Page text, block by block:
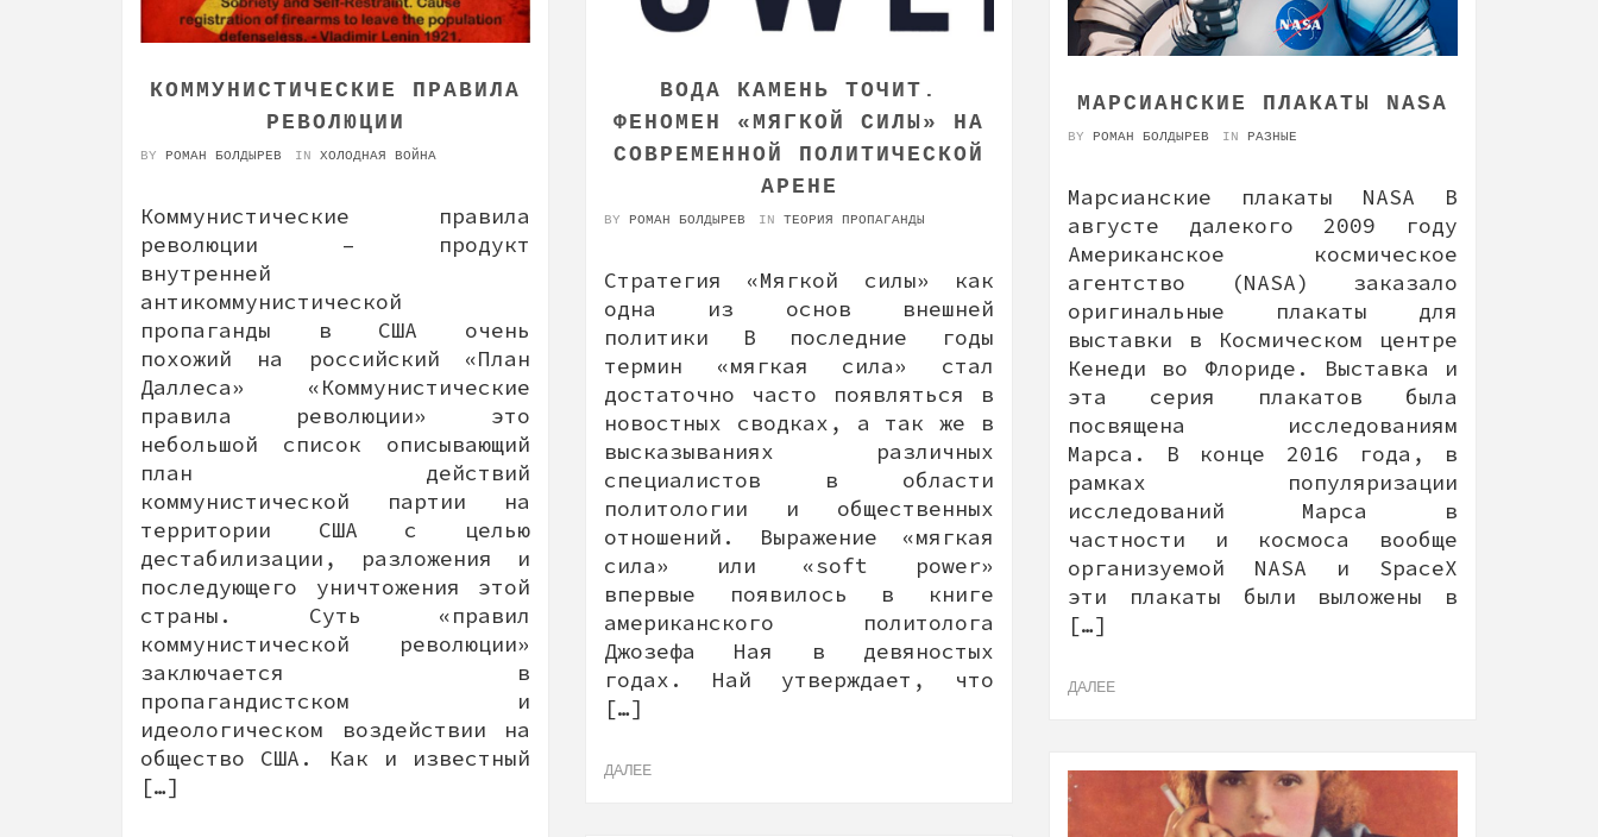
КОММУНИСТИЧЕСКИЕ ПРАВИЛА
РЕВОЛЮЦИИ
BY РОМАН БОЛДЫРЕВ IN ХОЛОДНАЯ ВОЙНА
Коммунистические правила
революции – продукт
внутренней
антикоммунистической
пропаганды в США очень
похожий на российский «План
Даллеса» «Коммунистические
правила революции» это
небольшой список описывающий
план действий
коммунистической партии на
территории США с целью
дестабилизации, разложения и
последующего уничтожения этой
страны. Суть «правил
коммунистической революции»
заключается в
пропагандистском и
идеологическом воздействии на
общество США. Как и известный
[…]
ВОДА КАМЕНЬ ТОЧИТ.
ФЕНОМЕН «МЯГКОЙ СИЛЫ» НА
СОВРЕМЕННОЙ ПОЛИТИЧЕСКОЙ
АРЕНЕ
BY РОМАН БОЛДЫРЕВ IN ТЕОРИЯ ПРОПАГАНДЫ
Стратегия «Мягкой силы» как
одна из основ внешней
политики В последние годы
термин «мягкая сила» стал
достаточно часто появляться в
новостных сводках, а так же в
высказываниях различных
специалистов в области
политологии и общественных
отношений. Выражение «мягкая
сила» или «soft power»
впервые появилось в книге
американского политолога
Джозефа Ная в девяностых
годах. Най утверждает, что
[…]
ДАЛЕЕ
МАРСИАНСКИЕ ПЛАКАТЫ NASA
BY РОМАН БОЛДЫРЕВ IN РАЗНЫЕ
Марсианские плакаты NASA В
августе далекого 2009 году
Американское космическое
агентство (NASA) заказало
оригинальные плакаты для
выставки в Космическом центре
Кенеди во Флориде. Выставка и
эта серия плакатов была
посвящена исследованиям
Марса. В конце 2016 года, в
рамках популяризации
исследований Марса в
частности и космоса вообще
организуемой NASA и SpaceX
эти плакаты были выложены в
[…]
ДАЛЕЕ